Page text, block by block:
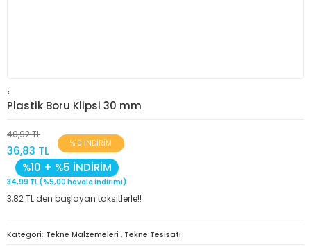
<
Plastik Boru Klipsi 30 mm
40,92 TL
36,83 TL
%10 İNDİRİM
%10 + %5 İNDİRİM
34,99 TL (%5,00 havale indirimi)
3,82 TL den başlayan taksitlerle!!
Kategori Tekne Malzemeleri , Tekne Tesisatı